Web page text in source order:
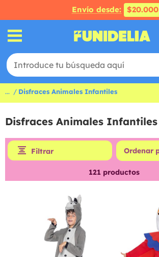
Envío desde: $20.000
... Disfraces Animales Infantiles
Disfraces Animales Infantiles
Filtrar
121 productos